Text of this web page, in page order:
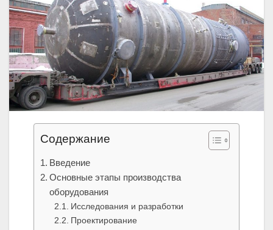
Содержание
Введение
Основные этапы производства
оборудования
Исследования и разработки
Проектирование